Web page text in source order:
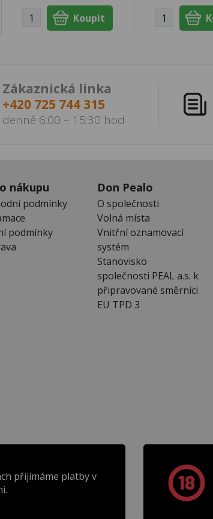
Zákaznická linka
+420 725 744 315
denně 6:00 – 15:30 hod
nákupu
podmínky
podmínky
Don Pealo
O společnosti
Volná místa
Vnitřní oznamovací
systém
Stanovisko
společnosti PEAL a.s. k
připravované směrnici
EU TPD 3
přijímáme platby v